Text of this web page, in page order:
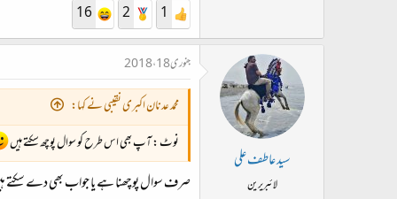
1
2
16
سید عاطف علی
لائبریرین
جنوری 18، 2018
محمد عدنان اکبری نقیبی نے کہا:
نوٹ : آپ بھی اس طرح کو سوال پوچھ سکتے ہیں
صرف سوال پوچھنا ہے یا جواب بھی دے سکتے